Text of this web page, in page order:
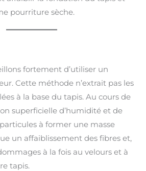
pourriture sèche.
fortement d’utiliser un
Cette méthode n’extrait pas les
à la base du tapis. Au cours de
superficielle d’humidité et de
à former une masse
un affaiblissement des fibres et,
à la fois au velours et à
tapis.